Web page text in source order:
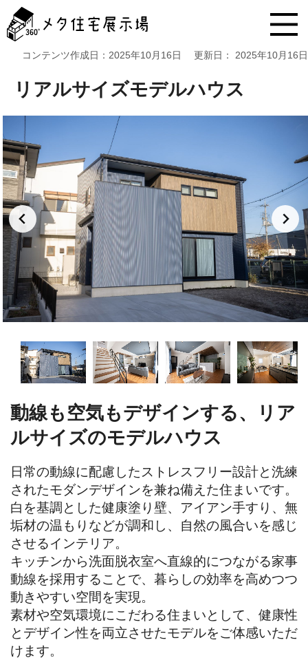
タ
住
テ
ン
ツ
へ
ス
キ
ッ
プ
コンテンツ作成日： 2025年10月16日 更新日： 2025年10月16日
リアルサイズモデルハウス
動線も空気もデザインする、リア
ルサイズのモデルハウス
日常の動線に配慮したストレスフリー設計と洗練
されたモダンデザインを兼ね備えた住まいです。
白を基調とした健康塗り壁、アイアン手すり、無
垢材の温もりなどが調和し、自然の風合いを感じ
させるインテリア。
キッチンから洗面脱衣室へ直線的につながる家事
動線を採用することで、暮らしの効率を高めつつ
動きやすい空間を実現。
素材や空気環境にこだわる住まいとして、健康性
とデザイン性を両立させたモデルをご体感いただ
けます。